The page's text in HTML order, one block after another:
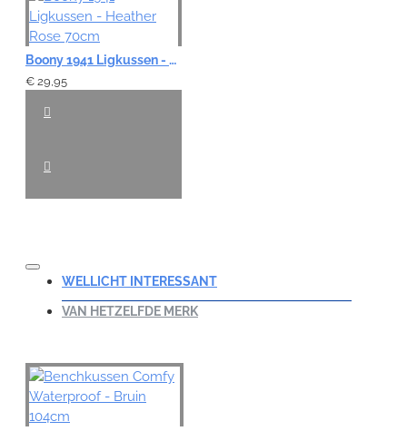
Boony 1941 Ligkussen - Heather Rose 70cm
€ 29,95
WELLICHT INTERESSANT
VAN HETZELFDE MERK